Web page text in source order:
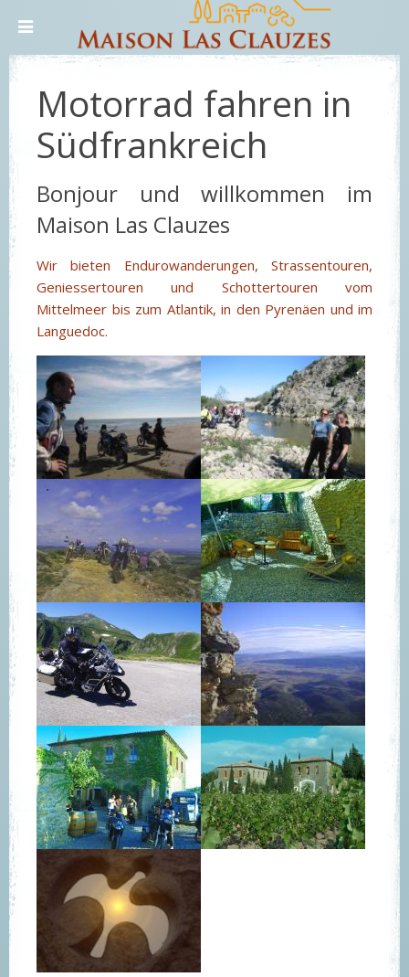
Motorrad fahren in
Südfrankreich
Bonjour und willkommen im
Maison Las Clauzes
Wir bieten Endurowanderungen, Strassentouren,
Geniessertouren und Schottertouren vom
Mittelmeer bis zum Atlantik, in den Pyrenäen und im
Languedoc.